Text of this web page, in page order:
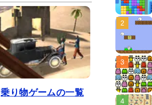
乗り物ゲームの一覧